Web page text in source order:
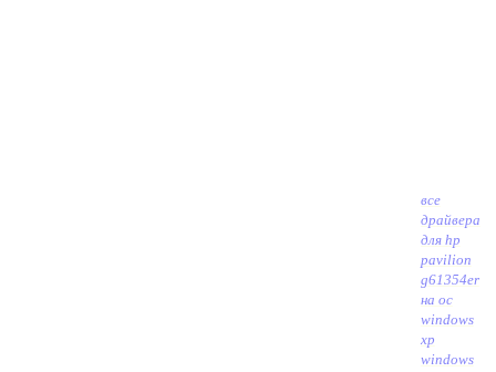
все
драйвера
для hp
pavilion
g61354er
на ос
windows
xp
windows